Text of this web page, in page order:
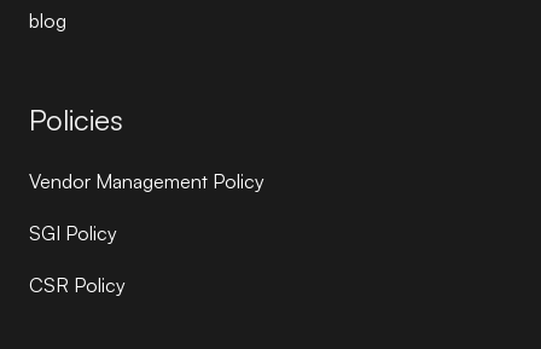
blog
Policies
Vendor Management Policy
SGI Policy
CSR Policy